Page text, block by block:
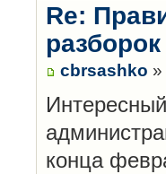
Re:
разборок
cbrsashko
конца